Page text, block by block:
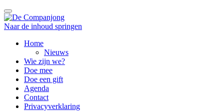
Wissel navigatie
Naar de inhoud springen
Home
Nieuws
Wie zijn we?
Doe mee
Doe een gift
Agenda
Contact
Privacyverklaring